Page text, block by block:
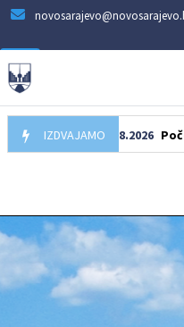
IZDVAJAMO
05.08.2026 Počela